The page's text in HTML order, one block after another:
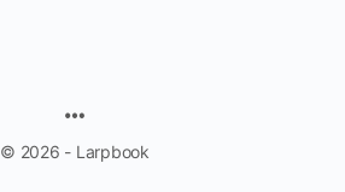
© 2026 - Larpbook